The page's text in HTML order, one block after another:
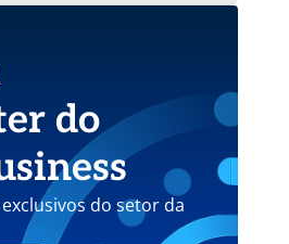
do
do setor da